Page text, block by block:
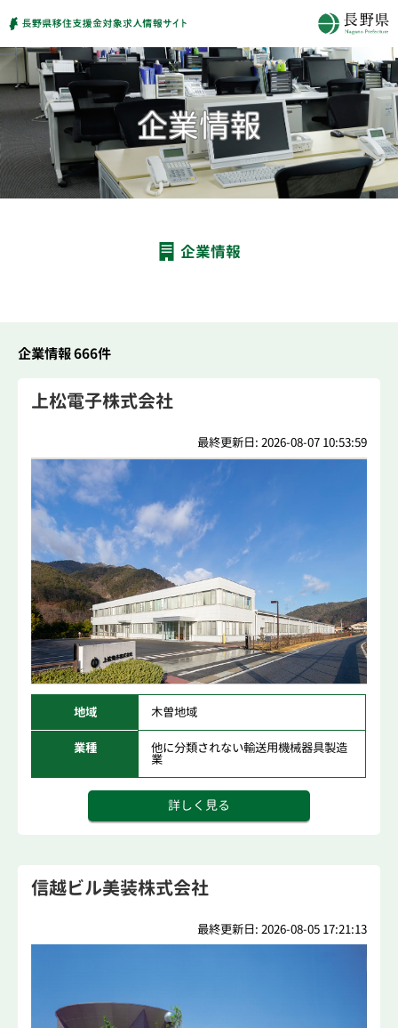
企業情報
企業情報 666件
上松電子株式会社
最終更新日: 2026-08-07 10:53:59
地域 木曽地域
業種 他に分類されない輸送用機械器具製造
業
詳しく見る
信越ビル美装株式会社
最終更新日: 2026-08-05 17:21:13